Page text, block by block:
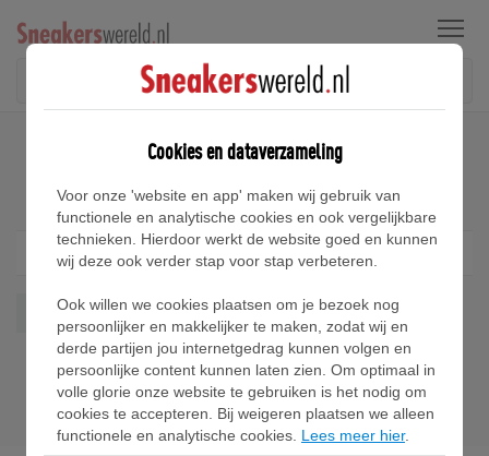
Menu
Adidas Rotterdam 00 Sneakers
Rotterdam 00 Wis alles
Cookies en dataverzameling
Voor onze 'website en app' maken wij gebruik van
functionele en analytische cookies en ook vergelijkbare
technieken. Hierdoor werkt de website goed en kunnen
wij deze ook verder stap voor stap verbeteren.
Ook willen we cookies plaatsen om je bezoek nog
persoonlijker en makkelijker te maken, zodat wij en
derde partijen jou internetgedrag kunnen volgen en
persoonlijke content kunnen laten zien. Om optimaal in
volle glorie onze website te gebruiken is het nodig om
cookies te accepteren. Bij weigeren plaatsen we alleen
functionele en analytische cookies. Lees meer hier.